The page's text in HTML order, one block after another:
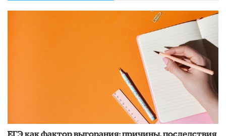
​ЕГЭ как фактор выгорания: причины, последствия